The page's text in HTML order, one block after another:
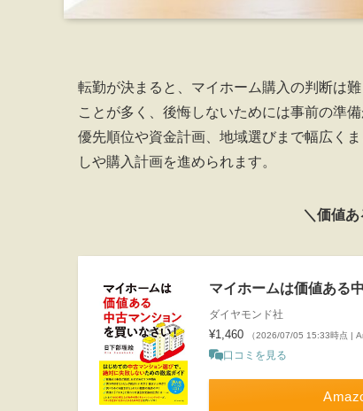
転勤が決まると、マイホーム購入の判断は
ことが多く、後悔しないためには事前の準
優先順位や資金計画、地域選びまで幅広く
しや購入計画を進められます。
＼価値
マイホームは価値ある
ダイヤモンド社
¥1,460 （2026/07/05 15:33時点 |
口コミを見る